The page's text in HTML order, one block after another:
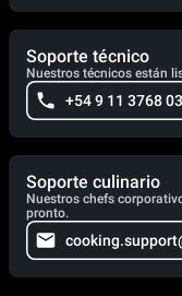
Soporte técnico
Nuestros técnicos están
+54 9 11 3768
Soporte culinario
Nuestros chefs
pronto.